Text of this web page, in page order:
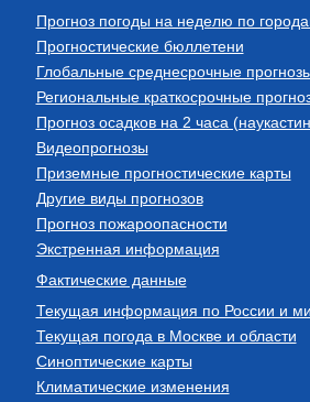
Прогноз погоды на неделю по
Прогностические бюллетени
Глобальные среднесрочные
Региональные краткосрочные
Прогноз осадков на 2 часа
Видеопрогнозы
Приземные прогностические карты
Другие виды прогнозов
Прогноз пожароопасности
Экстренная информация
Фактические данные
Текущая информация по России и
Текущая погода в Москве и области
Синоптические карты
Климатические изменения